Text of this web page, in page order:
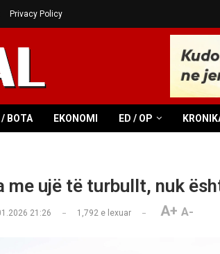
Privacy Policy
/ BOTA EKONOMI ED / OP
me ujë të turbullt, nuk
21:26 1,792e lexuar A+ A-